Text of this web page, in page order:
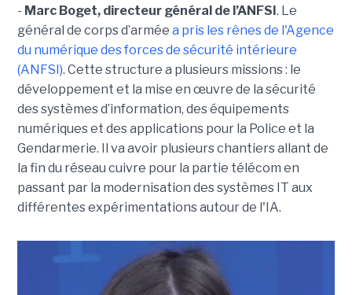
- Marc Boget, directeur général de l’ANFSI . Le
général de corps d’armée a pris les rênes de l'Agence
du numérique des forces de sécurité intérieure
(ANFSI). Cette structure a plusieurs missions : le
développement et la mise en œuvre de la sécurité
des systèmes d’information, des équipements
numériques et des applications pour la Police et la
Gendarmerie. Il va avoir plusieurs chantiers allant de
la fin du réseau cuivre pour la partie télécom en
passant par la modernisation des systèmes IT aux
différentes expérimentations autour de l'IA.